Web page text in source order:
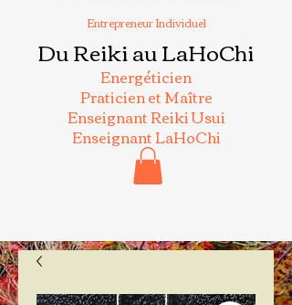
Entrepreneur Individuel
Du Reiki au LaHoChi
Energéticien
Praticien et Maître
Enseignant Reiki Usui
Enseignant LaHoChi